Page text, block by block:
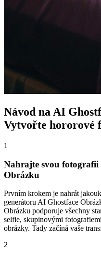
Návod na AI
Vytvořte hororové
1
Nahrajte svou fotografii
Obrázku
Prvním krokem je nahrát
generátoru AI Ghostface
Obrázku podporuje všechny
selfie, skupinovými
obrázky. Tady začíná vaše
2